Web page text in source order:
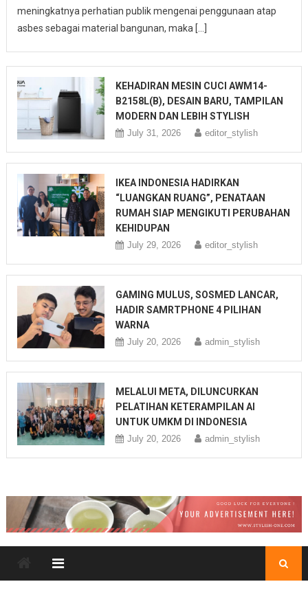
meningkatnya perhatian publik mengenai penggunaan atap
asbes sebagai material bangunan, maka […]
KEHADIRAN MESIN CUCI AWM14-
B2158L(B), DESAIN BARU, TAMPILAN
MODERN DAN LEBIH STYLISH
July 31, 2026 editor_stylish
IKEA INDONESIA HADIRKAN
“LUANGKAN RUANG”, PENATAAN
RUMAH SIAP MENGIKUTI PERUBAHAN
KEHIDUPAN
July 29, 2026 editor_stylish
GAMING MULUS, SOSMED LANCAR,
HADIR SAMRTPHONE 4 PILIHAN
WARNA
July 20, 2026 admin_stylish
MELALUI META, DILUNCURKAN
PELATIHAN KETERAMPILAN AI
UNTUK UMKM DI INDONESIA
July 20, 2026 admin_stylish